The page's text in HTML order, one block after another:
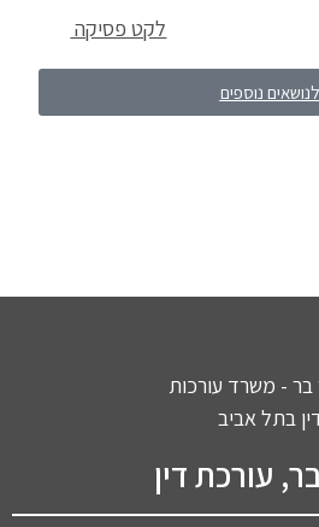
לקט פסיקה
לנושאים נוספים
עורכת דין